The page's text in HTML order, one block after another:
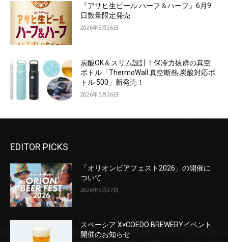
『アサヒ生ビール ハーフ＆ハーフ』6月9
日数量限定発売
2026年5月26日
炭酸OK＆スリム設計！保冷力抜群の真空
ボトル「ThermoWall 真空断熱 炭酸対応ボ
トル 500」新発売！
2026年5月26日
EDITOR PICKS
「オリオンビアフェスト2026」の開催に
ついて
2026年5月27日
スペーシア X×COEDO BREWERYイベント
開催のお知らせ